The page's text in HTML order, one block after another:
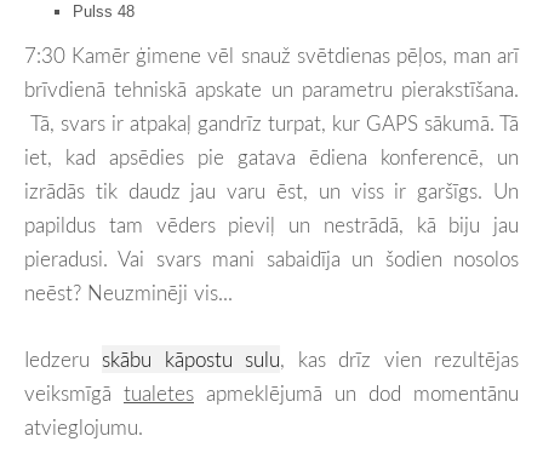
Pulss 48
7:30 Kamēr ģimene vēl snauž svētdienas pēļos, man arī
brīvdienā tehniskā apskate un parametru pierakstīšana.
Tā, svars ir atpakaļ gandrīz turpat, kur GAPS sākumā. Tā
iet, kad apsēdies pie gatava ēdiena konferencē, un
izrādās tik daudz jau varu ēst, un viss ir garšīgs. Un
papildus tam vēders pieviļ un nestrādā, kā biju jau
pieradusi. Vai svars mani sabaidīja un šodien nosolos
neēst? Neuzminēji vis...
Iedzeru skābu kāpostu sulu, kas drīz vien rezultējas
veiksmīgā tualetes apmeklējumā un dod momentānu
atvieglojumu.